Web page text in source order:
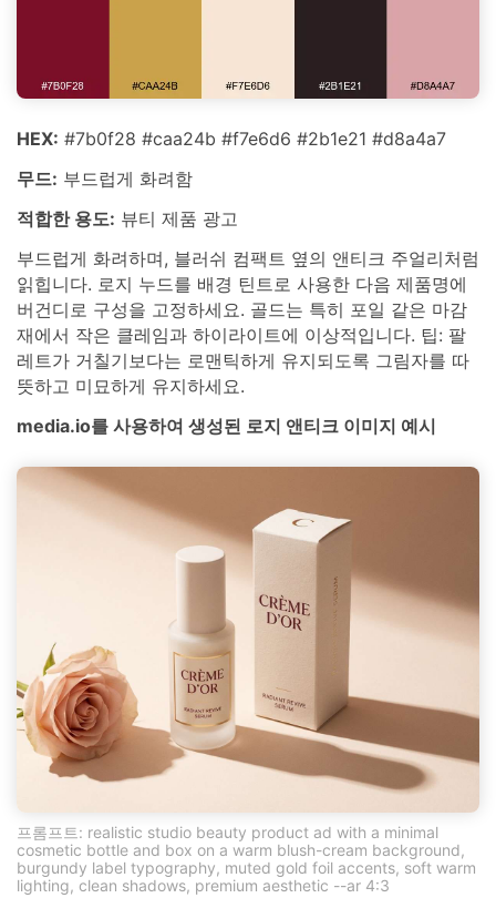
HEX: #7b0f28 #caa24b #f7e6d6 #2b1e21 #d8a4a7
무드: 부드럽게 화려함
적합한 용도: 뷰티 제품 광고
부드럽게 화려하며, 블러쉬 컴팩트 옆의 앤티크 주얼리처럼
읽힙니다. 로지 누드를 배경 틴트로 사용한 다음 제품명에
버건디로 구성을 고정하세요. 골드는 특히 포일 같은 마감
재에서 작은 클레임과 하이라이트에 이상적입니다. 팁: 팔
레트가 거칠기보다는 로맨틱하게 유지되도록 그림자를 따
뜻하고 미묘하게 유지하세요.
media.io를 사용하여 생성된 로지 앤티크 이미지 예시
프롬프트: realistic studio beauty product ad with a minimal
cosmetic bottle and box on a warm blush-cream background,
burgundy label typography, muted gold foil accents, soft warm
lighting, clean shadows, premium aesthetic --ar 4:3